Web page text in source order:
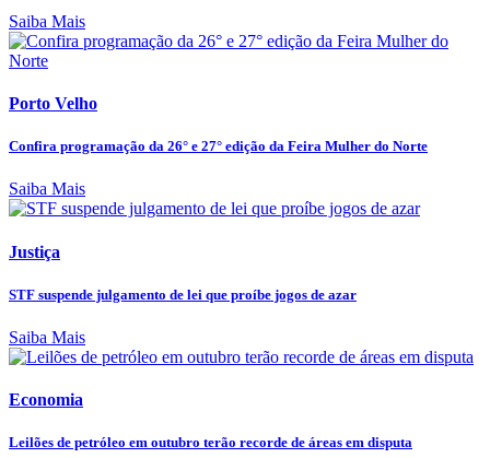
Saiba Mais
Porto Velho
Confira programação da 26° e 27° edição da Feira Mulher do Norte
Saiba Mais
Justiça
STF suspende julgamento de lei que proíbe jogos de azar
Saiba Mais
Economia
Leilões de petróleo em outubro terão recorde de áreas em disputa